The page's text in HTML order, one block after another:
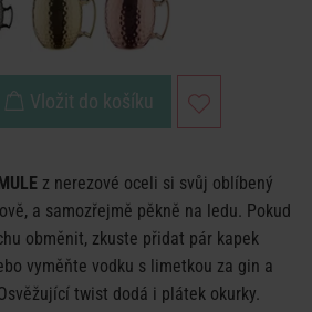
Vložit do košíku
z nerezové oceli si svůj oblíbený
a samozřejmě pěkně na ledu. Pokud
obměnit, zkuste přidat pár kapek
vyměňte vodku s limetkou za gin a
twist dodá i plátek okurky.